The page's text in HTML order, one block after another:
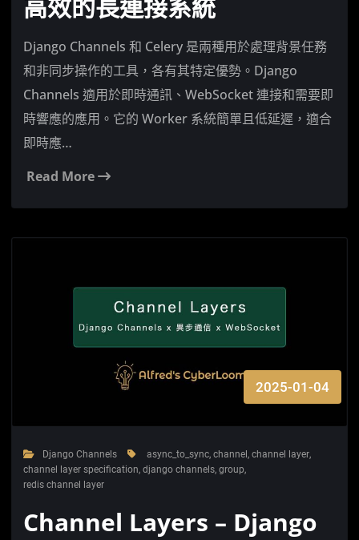
高效的長連接系統
Django Channels 和 Celery 是兩種用於處理背景任務
和非同步操作的工具，各有其特定優勢。Django
Channels 適用於即時通訊、WebSocket 連接和需要即
時響應的應用。它的 Worker 系統簡單且低延遲，適合
即時應…
Read More
2025-01-04
Django Channels async_to_sync,channel,channel layer,
channel layer specification,django channels,group,
redis channel layer
Channel Layers – Django